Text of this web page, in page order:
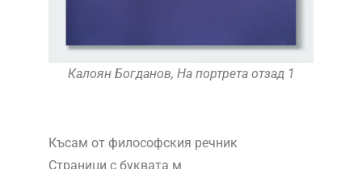
Калоян Богданов, На портрета отзад 1
Късам от философския речник
Страници с буквата м